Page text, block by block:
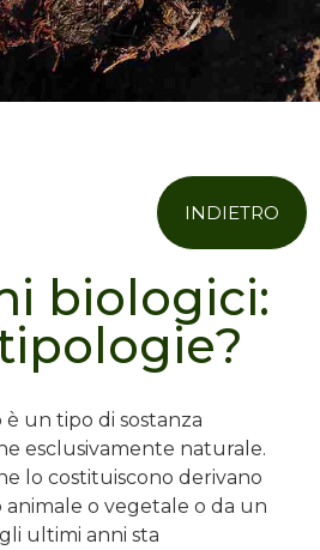
INDIETRO
biologici:
un tipo di sostanza
esclusivamente naturale.
lo costituiscono derivano
o vegetale o da un
ultimi anni sta